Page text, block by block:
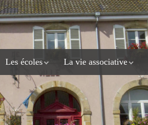
Les écoles La vie associative